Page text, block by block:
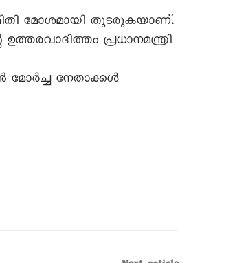
മോശമായി തുടരുകയാണ്‌.
പ്രധാനമന്ത്രി
മോർച്ച നേതാക്കൾ